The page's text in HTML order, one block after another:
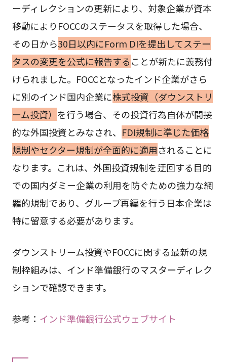
ーディレクションの更新により、対象企業が資本
移動によりFOCCのステータスを取得した場合、
その日から30日以内にForm DIを提出してステー
タスの変更を公式に報告する ことが新たに義務付
けられました。FOCCとなったインド企業がさら
に別のインド国内企業に株式投資（ダウンストリ
ーム投資） を行う場合、その投資行為自体が間接
的な外国投資とみなされ、 FDI規制に準じた価格
規制やセクター規制が全面的に適用されることに
なります。これは、外国投資規制を迂回する目的
での国内ダミー企業の利用を防ぐための強力な網
羅的規制であり、グループ再編を行う日本企業は
特に留意する必要があります。
ダウンストリーム投資やFOCCに関する最新の規
制枠組みは、インド準備銀行のマスターディレク
ションで確認できます。
参考： インド準備銀行公式ウェブサイト